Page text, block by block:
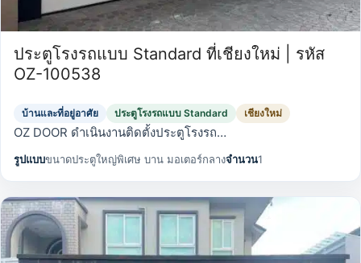
ประตูโรงรถแบบ Standard ที่เชียงใหม่ | รหัส
OZ-100538
บ้านและที่อยู่อาศัย ประตูโรงรถแบบ Standard เชียงใหม่
OZ DOOR ดำเนินงานติดตั้งประตูโรงรถ…
รูปแบบขนาดประตูใหญ่พิเศษ บาน มอเตอร์กลางจำนวน1